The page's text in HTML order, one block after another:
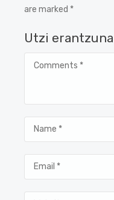
are marked *
Utzi erantzuna